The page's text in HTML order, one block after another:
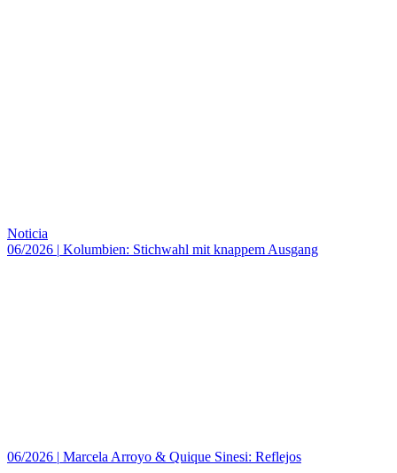
Noticia
06/2026 | Kolumbien: Stichwahl mit knappem Ausgang
06/2026 | Marcela Arroyo & Quique Sinesi: Reflejos